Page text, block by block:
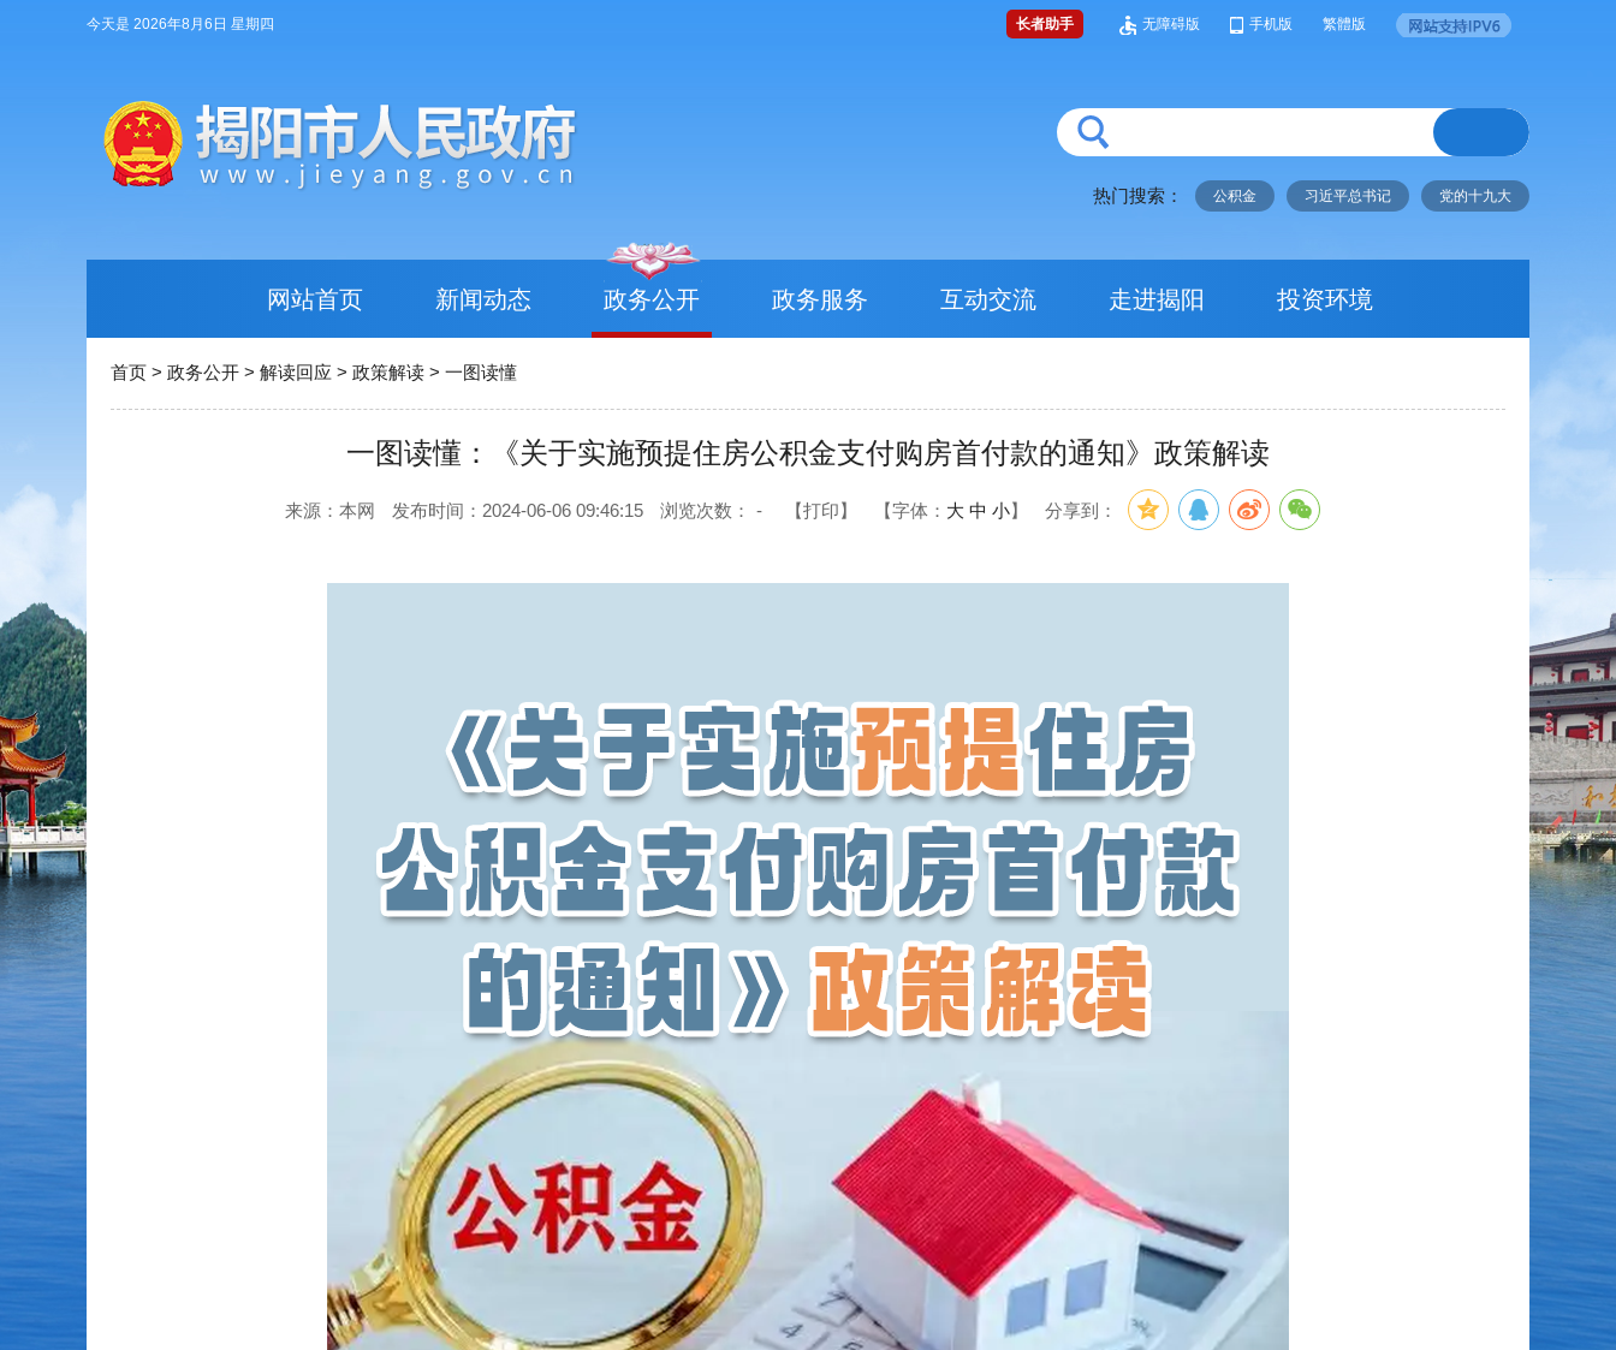
今天是 2026年8月6日 星期四 长者助手 无障碍版 手机版 繁體版
热门搜索： 公积金 习近平总书记 党的十九大
网站首页 新闻动态 政务公开 政务服务 互动交流 走进揭阳 投资环境
首页 > 政务公开 > 解读回应 > 政策解读 > 一图读懂
一图读懂：《关于实施预提住房公积金支付购房首付款的通知》政策解读
来源：本网 发布时间：2024-06-06 09:46:15 浏览次数： - 【打印】 【字体： 大 中 小】 分享到：